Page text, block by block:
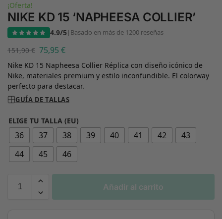
¡Oferta!
NIKE KD 15 ‘NAPHEESA COLLIER’
4.9/5| Basado en más de 1200 reseñas
151,90€ 75,95 €
Nike KD 15 Napheesa Collier Réplica con diseño icónico de
Nike, materiales premium y estilo inconfundible. El colorway
perfecto para destacar.
GUÍA DE TALLAS
ELIGE TU TALLA (EU)
36 37 38 39 40 41 42
43
44
45 46
Añadir al carrito